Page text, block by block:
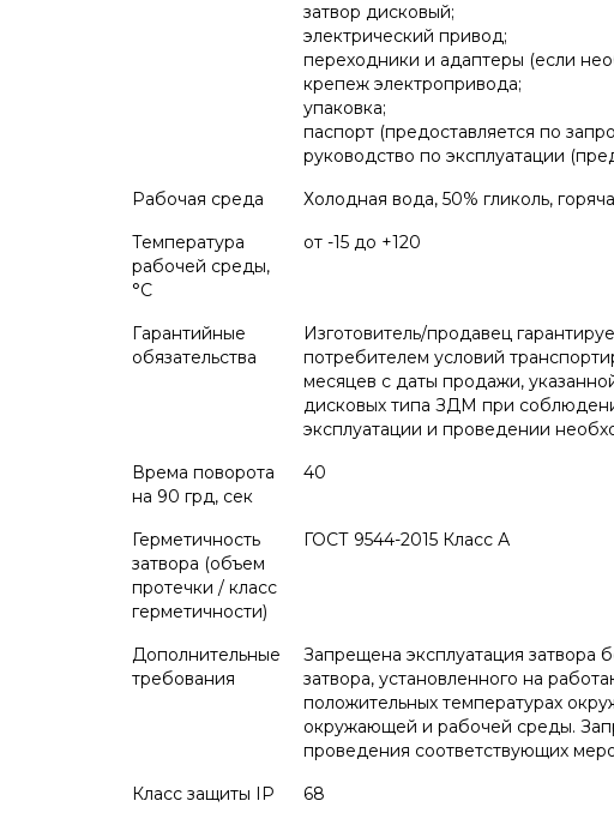
затвор дисковый;
электрический привод;
переходники и адаптеры (если
крепеж электропривода;
упаковка;
паспорт (предоставляется по
руководство по эксплуатации
Рабочая среда
Холодная вода, 50% гликоль,
Температура
рабочей среды,
°С
от -15 до +120
Гарантийные
обязательства
Изготовитель/продавец
потребителем условий
месяцев с даты продажи,
дисковых типа ЗДМ при
эксплуатации и проведении
Врема поворота
на 90 грд, сек
40
Герметичность
затвора (объем
протечки / класс
герметичности)
ГОСТ 9544-2015 Класс А
Дополнительные
требования
Запрещена эксплуатация затвора
затвора, установленного на
положительных температурах
окружающей и рабочей среды.
проведения соответствующих
Класс защиты IP
68